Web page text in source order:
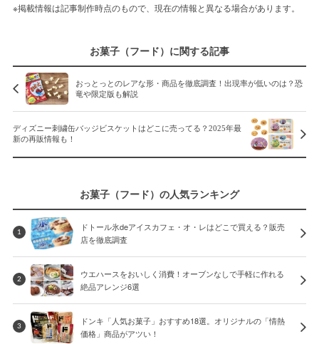
※掲載情報は記事制作時点のもので、現在の情報と異なる場合があります。
お菓子（フード）に関する記事
おっとっとのレアな形・商品を徹底調査！出現率が低いのは？恐
竜や限定版も解説
ディズニー刺繍缶バッジビスケットはどこに売ってる？2025年最
新の再販情報も！
お菓子（フード）の人気ランキング
1
ドトール氷deアイスカフェ・オ・レはどこで買える？販売
店を徹底調査
2
ウエハースをおいしく消費！オーブンなしで手軽に作れる
絶品アレンジ6選
3
ドンキ「人気お菓子」おすすめ18選。オリジナルの「情熱
価格」商品がアツい！